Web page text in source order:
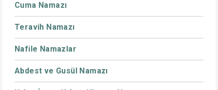
Cuma Namazı
Teravih Namazı
Nafile Namazlar
Abdest ve Gusül Namazı